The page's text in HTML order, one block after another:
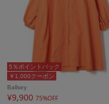
￥1,000クーポン
5％ポイントバック
Ballsey
¥9,900 75%OFF